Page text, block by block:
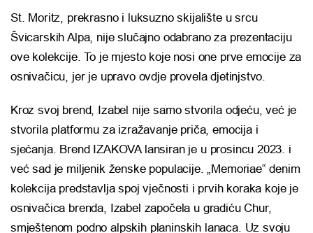
St. Moritz, prekrasno i luksuzno skijalište u srcu
Švicarskih Alpa, nije slučajno odabrano za prezentaciju
ove kolekcije. To je mjesto koje nosi one prve emocije za
osnivačicu, jer je upravo ovdje provela djetinjstvo.
Kroz svoj brend, Izabel nije samo stvorila odjeću, već je
stvorila platformu za izražavanje priča, emocija i
sjećanja. Brend IZAKOVA lansiran je u prosincu 2023. i
već sad je miljenik ženske populacije. „Memoriae“ denim
kolekcija predstavlja spoj vječnosti i prvih koraka koje je
osnivačica brenda, Izabel započela u gradiću Chur,
smještenom podno alpskih planinskih lanaca. Uz svoju